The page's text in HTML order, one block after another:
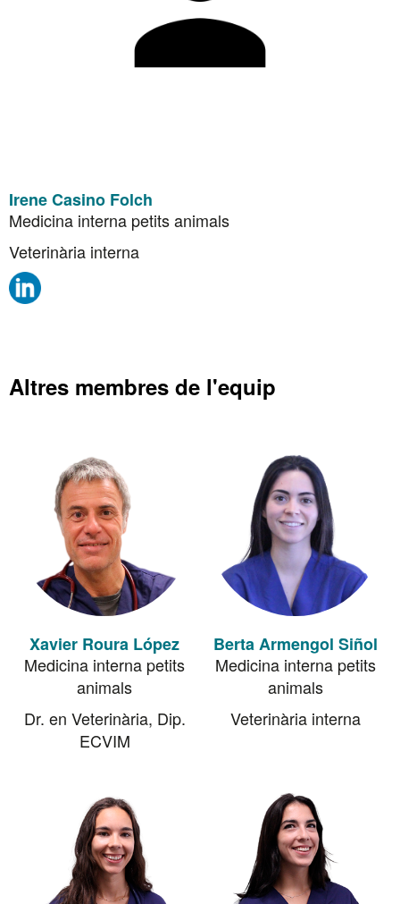
Irene Casino Folch
Medicina interna petits animals
Veterinària interna
Altres membres de l'equip
Xavier Roura López
Medicina interna petits
animals
Dr. en Veterinària, Dip.
ECVIM
Berta Armengol Siñol
Medicina interna petits
animals
Veterinària interna